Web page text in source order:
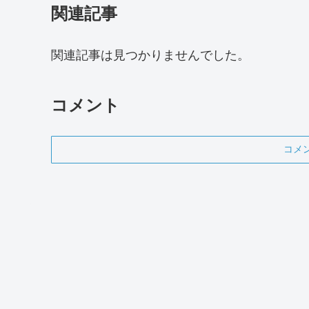
関連記事
関連記事は見つかりませんでした。
コメント
コメ